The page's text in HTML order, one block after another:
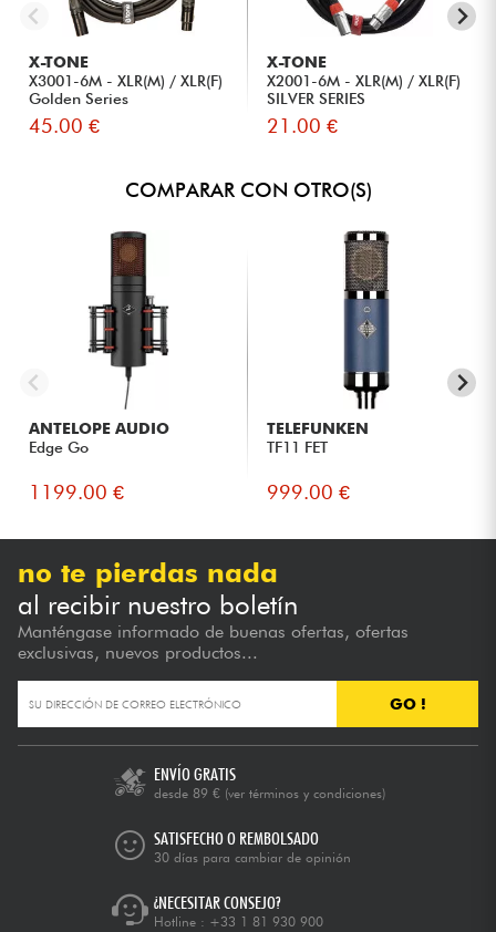
X-TONE
X3001-6M - XLR(M) / XLR(F)
Golden Series
45.00 €
X-TONE
X2001-6M - XLR(M) / XLR(F)
SILVER SERIES
21.00 €
COMPARAR CON OTRO(S)
ANTELOPE AUDIO
Edge Go
1199.00 €
TELEFUNKEN
TF11 FET
999.00 €
no te pierdas nada
al recibir nuestro boletín
Manténgase informado de buenas ofertas, ofertas
exclusivas, nuevos productos...
GO !
ENVÍO GRATIS
desde 89 € (ver términos y condiciones)
SATISFECHO O REMBOLSADO
30 días para cambiar de opinión
¿NECESITAR CONSEJO?
Hotline : +33 1 81 930 900